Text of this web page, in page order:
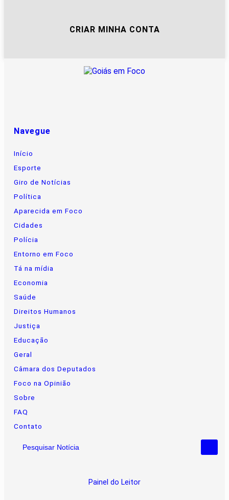
CRIAR MINHA CONTA
Navegue
Início
Esporte
Giro de Notícias
Política
Aparecida em Foco
Cidades
Polícia
Entorno em Foco
Tá na mídia
Economia
Saúde
Direitos Humanos
Justiça
Educação
Geral
Câmara dos Deputados
Foco na Opinião
Sobre
FAQ
Contato
Pesquisar Notícia
Painel do Leitor